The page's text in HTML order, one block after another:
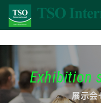
Exhibition
展示会